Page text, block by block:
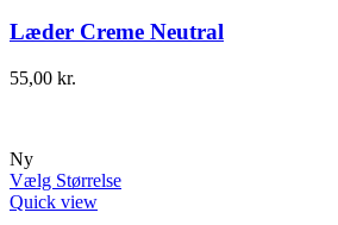
Læder Creme Neutral
55,00 kr.
Ny
Vælg Størrelse
Quick view